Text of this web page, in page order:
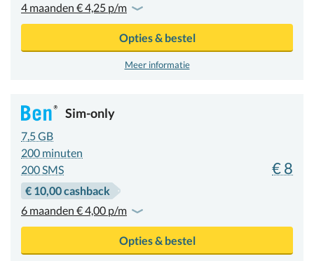
4 maanden € 4,25 p/m
Opties & bestel
Meer informatie
Sim-only
7,5 GB
200 minuten
200 SMS
€ 8
€ 10,00 cashback
6 maanden € 4,00 p/m
Opties & bestel